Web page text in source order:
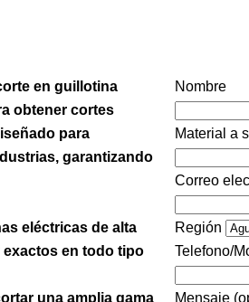
en guillotina
obtener cortes
para
garantizando
eléctricas de alta
en todo tipo
una amplia gama
Nombre
Material a
Correo
Región
Telefono/
Mensaje